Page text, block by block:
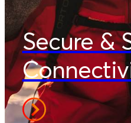
Secure &